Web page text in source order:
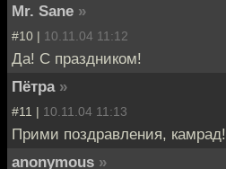
Mr. Sane »
#10 | 10.11.04 11:12
Да! С праздником!
Пётра »
#11 | 10.11.04 11:13
Прими поздравления, камрад!
anonymous »